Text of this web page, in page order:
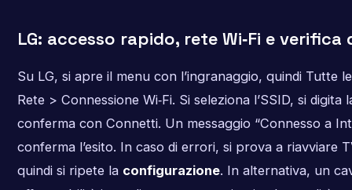
LG: accesso rapido, rete Wi‑Fi e
Su LG, si apre il menu con l’ingranaggio, quindi Tutte
Rete > Connessione Wi‑Fi. Si seleziona l’SSID, si digita
conferma con Connetti. Un messaggio “Connesso a
conferma l’esito. In caso di errori, si prova a riavviare
quindi si ripete la configurazione. In alternativa, un